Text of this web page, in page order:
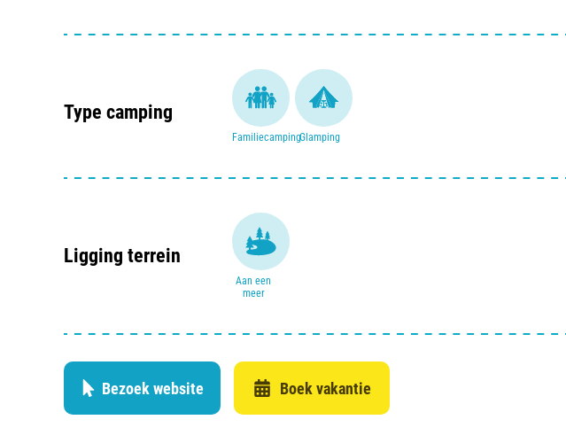
camping dat je bijna zou vergeten dat de omgeving ook de moeite waard is. De
mooiste kastelen van de Loire liggen echt om de hoek.
Type camping
FamiliecampingGlamping
Ligging terrein
Aan een
meer
Bezoek website Boek vakantie